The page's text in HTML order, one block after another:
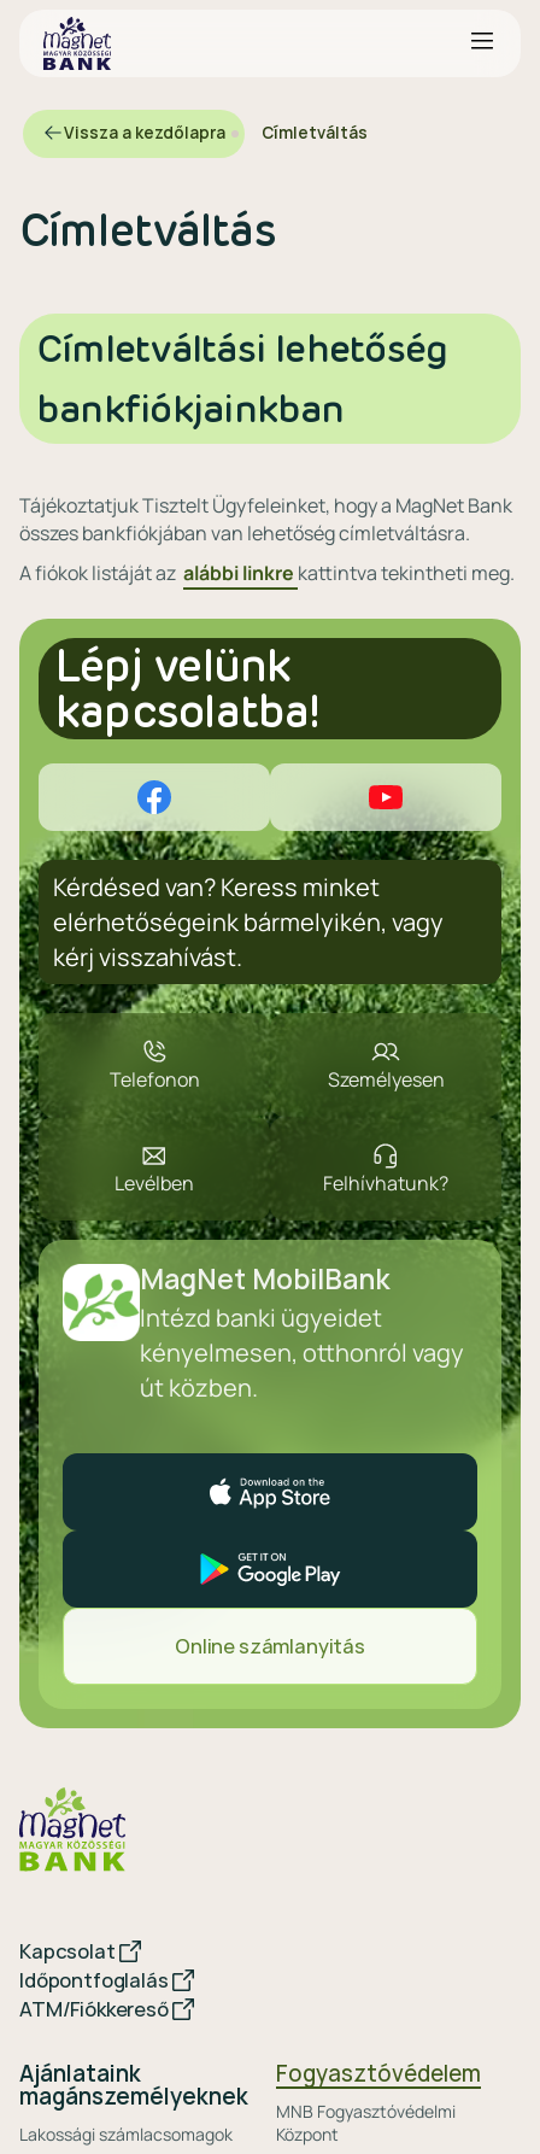
Vissza a kezdőlapra Címletváltás
Címletváltás
Címletváltási lehetőség
bankfiókjainkban
Tájékoztatjuk Tisztelt Ügyfeleinket, hogy a MagNet Bank
összes bankfiókjában van lehetőség címletváltásra.
A fiókok listáját az alábbi linkre kattintva tekintheti meg.
Lépj velünk
kapcsolatba!
Kérdésed van? Keress minket
elérhetőségeink bármelyikén, vagy
kérj visszahívást.
Telefonon Személyesen
Levélben Felhívhatunk?
MagNet MobilBank
Intézd banki ügyeidet
kényelmesen, otthonról vagy
út közben.
Online számlanyitás
Kapcsolat
Időpontfoglalás
ATM/Fiókkereső
Ajánlataink
magánszemélyeknek
Lakossági számlacsomagok
Fogyasztóvédelem
MNB Fogyasztóvédelmi
Központ